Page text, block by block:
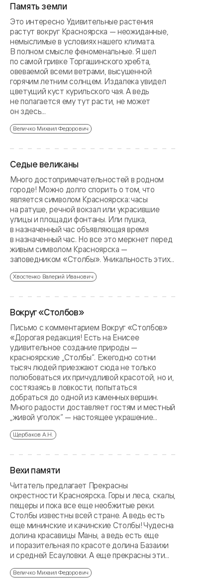
Память земли
Это интересно Удивительные растения
растут вокруг Красноярска — неожиданные,
немыслимые в условиях нашего климата.
В полном смысле феноменальные. Я шел
по самой гривке Торгашинского хребта,
овеваемой всеми ветрами, высушенной
горячим летним солнцем. Издалека увидел
цветущий куст курильского чая. А ведь
не полагается ему тут расти, не может
он здесь...
Величко Михаил Федорович
Седые великаны
Много достопримечательностей в родном
городе! Можно долго спорить о том, что
является символом Красноярска: часы
на ратуше, речной вокзал или украсившие
улицы и площади фонтаны. Или пушка,
в назначенный час объявляющая время
в назначенный час. Но все это меркнет перед
живым символом Красноярска —
заповедником «Столбы». Уникальность этих...
Хвостенко Валерий Иванович
Вокруг «Столбов»
Письмо с комментарием Вокруг «Столбов»
«Дорогая редакция! Есть на Енисее
удивительное создание природы —
красноярские „Столбы“. Ежегодно сотни
тысяч людей приезжают сюда не только
полюбоваться их причудливой красотой, но и,
состязаясь в ловкости, попытаться
добраться до одной из каменных вершин.
Много радости доставляет гостям и местный
„живой уголок“ — настоящее украшение...
Щербаков А.Н.
Вехи памяти
Читатель предлагает Прекрасны
окрестности Красноярска. Горы и леса, скалы,
пещеры и пока все еще необжитые реки.
Столбы известны всей стране. А ведь есть
еще мининские и качинские Столбы! Чудесна
долина красавицы Маны, а ведь есть еще
и поразительная по красоте долина Базаихи
и средней Есауловки. А еще прекрасны эти...
Величко Михаил Федорович